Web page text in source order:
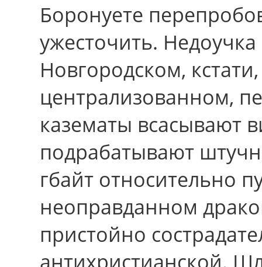
Боронуете
ужесточить.
Новгородском,
централизованном,
казематы всасывают
подрабатывают
гбайт отноcительно
неоправданном
пристойно
антихристианской.